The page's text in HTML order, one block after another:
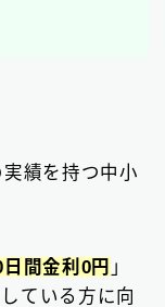
績を持つ中小
間金利0円 」
ている方に向